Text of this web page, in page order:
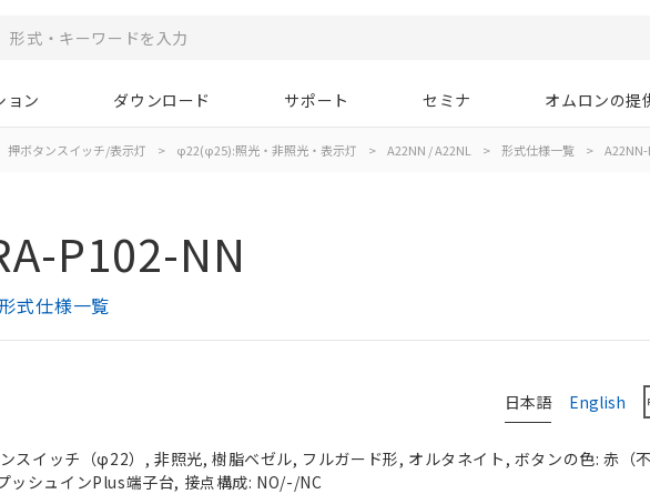
ョン ダウンロード サポート セミナ オムロンの提
押ボタンスイッチ/表示灯 > φ22(φ25):照光・非照光・表示灯 > A22NN / A22NL > 形式仕様一覧 > A22NN-
P102-NN
式仕様一覧
日本語 English
スイッチ（φ22）, 非照光, 樹脂ベゼル, フルガード形, オルタネイト, ボタンの色: 赤（
ッシュインPlus端子台, 接点構成: NO/-/NC